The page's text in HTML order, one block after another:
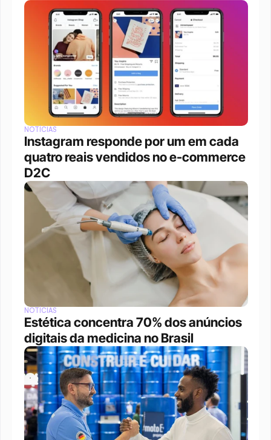
NOTÍCIAS
Instagram responde por um em cada
quatro reais vendidos no e-commerce
D2C
NOTÍCIAS
Estética concentra 70% dos anúncios
digitais da medicina no Brasil